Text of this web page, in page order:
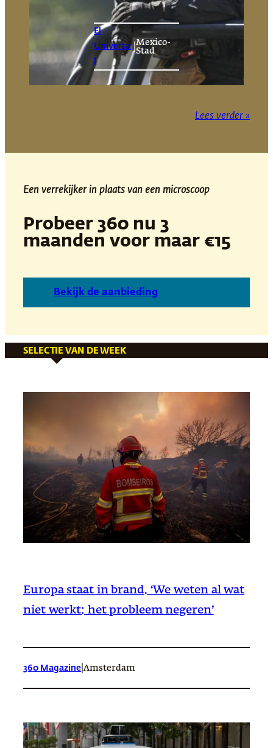
El
Universa
l
Mexico-
Stad
Lees verder »
Een verrekijker in plaats van een microscoop
Probeer 360 nu 3
maanden voor maar €15
Bekijk de aanbieding
SELECTIE VAN DE WEEK
Europa staat in brand. ‘We weten al wat
niet werkt: het probleem negeren’
360 Magazine Amsterdam